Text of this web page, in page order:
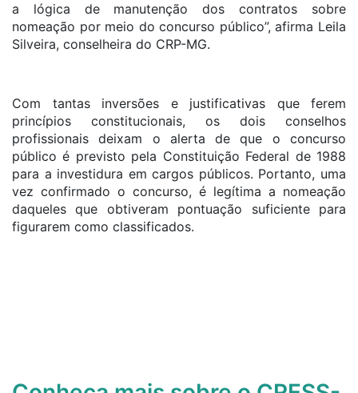
a lógica de manutenção dos contratos sobre
nomeação por meio do concurso público”, afirma Leila
Silveira, conselheira do CRP-MG.
Com tantas inversões e justificativas que ferem
princípios constitucionais, os dois conselhos
profissionais deixam o alerta de que o concurso
público é previsto pela Constituição Federal de 1988
para a investidura em cargos públicos. Portanto, uma
vez confirmado o concurso, é legítima a nomeação
daqueles que obtiveram pontuação suficiente para
figurarem como classificados.